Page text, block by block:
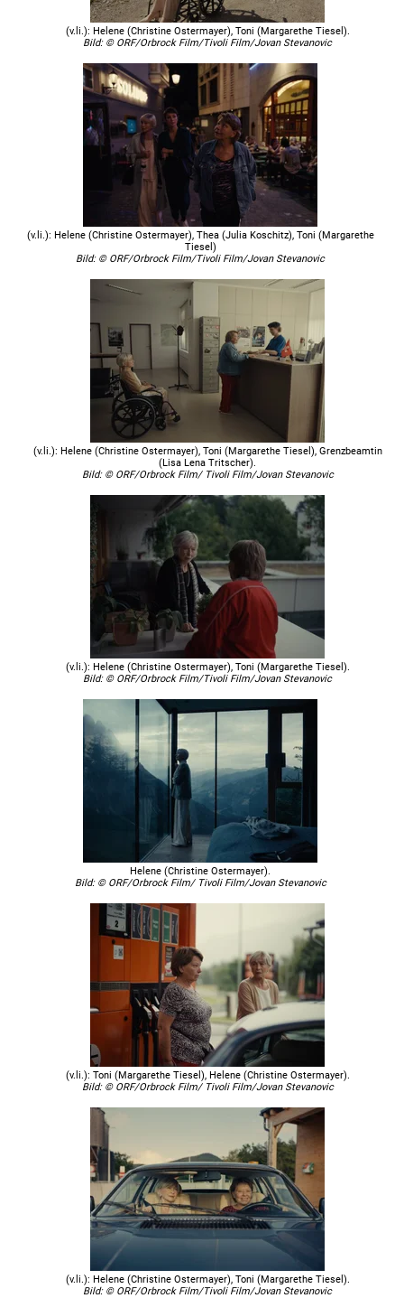
(v.li.): Helene (Christine Ostermayer), Toni (Margarethe Tiesel).
Bild: © ORF/Orbrock Film/Tivoli Film/Jovan Stevanovic
(v.li.): Helene (Christine Ostermayer), Thea (Julia Koschitz), Toni (Margarethe
Tiesel)
Bild: © ORF/Orbrock Film/Tivoli Film/Jovan Stevanovic
(v.li.): Helene (Christine Ostermayer), Toni (Margarethe Tiesel), Grenzbeamtin
(Lisa Lena Tritscher).
Bild: © ORF/Orbrock Film/ Tivoli Film/Jovan Stevanovic
(v.li.): Helene (Christine Ostermayer), Toni (Margarethe Tiesel).
Bild: © ORF/Orbrock Film/Tivoli Film/Jovan Stevanovic
Helene (Christine Ostermayer).
Bild: © ORF/Orbrock Film/ Tivoli Film/Jovan Stevanovic
(v.li.): Toni (Margarethe Tiesel), Helene (Christine Ostermayer).
Bild: © ORF/Orbrock Film/ Tivoli Film/Jovan Stevanovic
(v.li.): Helene (Christine Ostermayer), Toni (Margarethe Tiesel).
Bild: © ORF/Orbrock Film/Tivoli Film/Jovan Stevanovic